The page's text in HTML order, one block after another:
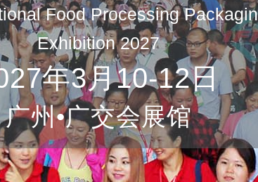
Food Processing
Exhibition 2027
年3月10-12日
广州•广交会展馆